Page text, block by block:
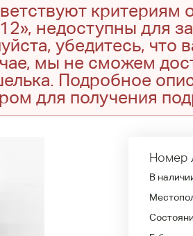
критериям
недоступны для
убедитесь, что
мы не сможем
Подробное
для получения
Номер
В